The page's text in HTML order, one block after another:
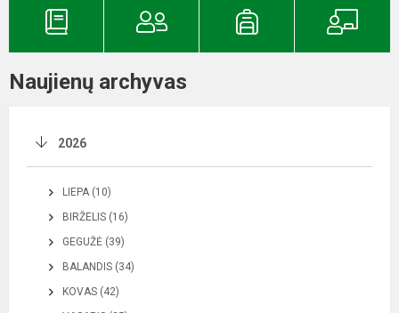
Naujienų archyvas
2026
LIEPA (10)
BIRŽELIS (16)
GEGUŽĖ (39)
BALANDIS (34)
KOVAS (42)